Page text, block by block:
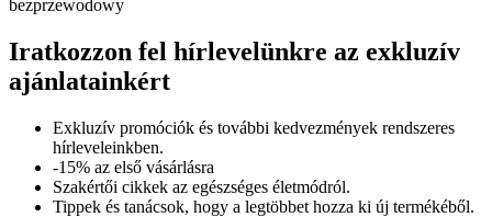
bezprzewodowy
Iratkozzon fel hírlevelünkre az exkluzív
ajánlatainkért​
Exkluzív promóciók és további kedvezmények rendszeres
hírleveleinkben.
-15% az első vásárlásra
Szakértői cikkek az egészséges életmódról.
Tippek és tanácsok, hogy a legtöbbet hozza ki új termékéből.